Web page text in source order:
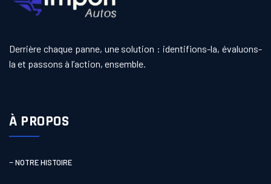
Derrière chaque panne, une solution : identifions-la, évaluons-
la et passons à l’action, ensemble.
À PROPOS
–NOTRE HISTOIRE